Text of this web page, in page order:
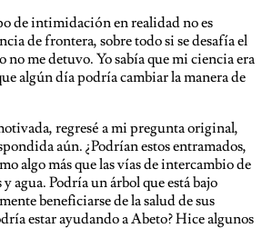
de intimidación en realidad no es
de frontera, sobre todo si se desafía el
no me detuvo. Yo sabía que mi ciencia era
algún día podría cambiar la manera de
regresé a mi pregunta original,
aún. ¿Podrían estos entramados,
algo más que las vías de intercambio de
agua. Podría un árbol que está bajo
beneficiarse de la salud de sus
estar ayudando a Abeto? Hice algunos